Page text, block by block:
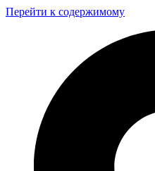
Перейти к содержимому